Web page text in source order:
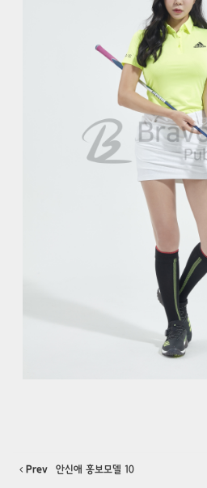
Prev 안신애 홍보모델 10